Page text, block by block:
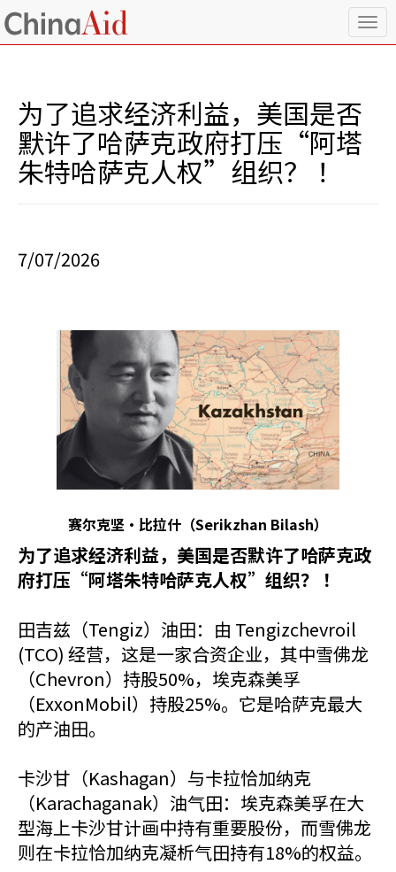
T
o
为了追求经济利益，美国是否
默许了哈萨克政府打压“阿塔
朱特哈萨克人权”组织？ ！
7/07/2026
赛尔克坚·比拉什（Serikzhan Bilash）
为了追求经济利益，美国是否默许了哈萨克政
府打压“阿塔朱特哈萨克人权”组织？ ！
田吉兹（Tengiz）油田：由 Tengizchevroil
(TCO) 经营，这是一家合资企业，其中雪佛龙
（Chevron）持股50%，埃克森美孚
（ExxonMobil）持股25%。它是哈萨克最大
的产油田。
卡沙甘（Kashagan）与卡拉恰加纳克
（Karachaganak）油气田：埃克森美孚在大
型海上卡沙甘计画中持有重要股份，而雪佛龙
则在卡拉恰加纳克凝析气田持有18%的权益。